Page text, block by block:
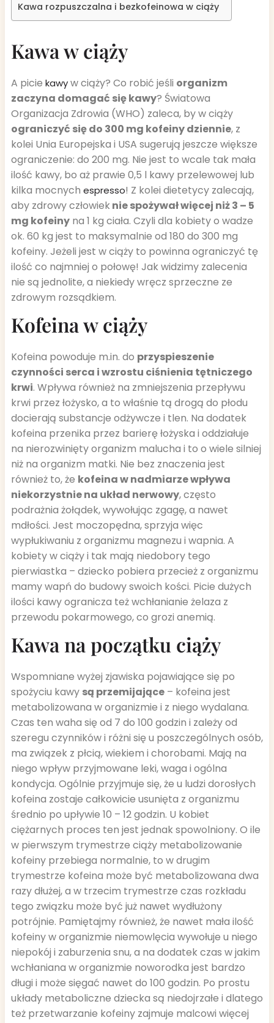
Kawa rozpuszczalna i bezkofeinowa w ciąży
Kawa w ciąży
A picie kawyw ciąży? Co robić jeśli organizm
zaczyna domagać się kawy? Światowa
Organizacja Zdrowia (WHO) zaleca, by w ciąży
ograniczyć się do 300 mg kofeiny dziennie, z
kolei Unia Europejska i USA sugerują jeszcze większe
ograniczenie: do 200 mg. Nie jest to wcale tak mała
ilość kawy, bo aż prawie 0,5 l kawy przelewowej lub
kilka mocnych espresso! Z kolei dietetycy zalecają,
aby zdrowy człowieknie spożywał więcej niż 3 – 5
mg kofeiny na 1 kg ciała. Czyli dla kobiety o wadze
ok. 60 kg jest to maksymalnie od 180 do 300 mg
kofeiny. Jeżeli jest w ciąży to powinna ograniczyć tę
ilość co najmniej o połowę! Jak widzimy zalecenia
nie są jednolite, a niekiedy wręcz sprzeczne ze
zdrowym rozsądkiem.
Kofeina w ciąży
Kofeina powoduje m.in. do przyspieszenie
czynności serca i wzrostu ciśnienia tętniczego
krwi. Wpływa również na zmniejszenia przepływu
krwi przez łożysko, a to właśnie tą drogą do płodu
docierają substancje odżywcze i tlen. Na dodatek
kofeina przenika przez barierę łożyska i oddziałuje
na nierozwinięty organizm malucha i to o wiele silniej
niż na organizm matki. Nie bez znaczenia jest
również to, że kofeina w nadmiarze wpływa
niekorzystnie na układ nerwowy, często
podrażnia żołądek, wywołując zgagę, a nawet
mdłości. Jest moczopędna, sprzyja więc
wypłukiwaniu z organizmu magnezu i wapnia. A
kobiety w ciąży i tak mają niedobory tego
pierwiastka – dziecko pobiera przecież z organizmu
mamy wapń do budowy swoich kości. Picie dużych
ilości kawy ogranicza też wchłanianie żelaza z
przewodu pokarmowego, co grozi anemią.
Kawa na początku ciąży
Wspomniane wyżej zjawiska pojawiające się po
spożyciu kawy są przemijające – kofeina jest
metabolizowana w organizmie i z niego wydalana.
Czas ten waha się od 7 do 100 godzin i zależy od
szeregu czynników i różni się u poszczególnych osób,
ma związek z płcią, wiekiem i chorobami. Mają na
niego wpływ przyjmowane leki, waga i ogólna
kondycja. Ogólnie przyjmuje się, że u ludzi dorosłych
kofeina zostaje całkowicie usunięta z organizmu
średnio po upływie 10 – 12 godzin. U kobiet
ciężarnych proces ten jest jednak spowolniony. O ile
w pierwszym trymestrze ciąży metabolizowanie
kofeiny przebiega normalnie, to w drugim
trymestrze kofeina może być metabolizowana dwa
razy dłużej, a w trzecim trymestrze czas rozkładu
tego związku może być już nawet wydłużony
potrójnie. Pamiętajmy również, że nawet mała ilość
kofeiny w organizmie niemowlęcia wywołuje u niego
niepokój i zaburzenia snu, a na dodatek czas w jakim
wchłaniana w organizmie noworodka jest bardzo
długi i może sięgać nawet do 100 godzin. Po prostu
układy metaboliczne dziecka są niedojrzałe i dlatego
też przetwarzanie kofeiny zajmuje malcowi więcej